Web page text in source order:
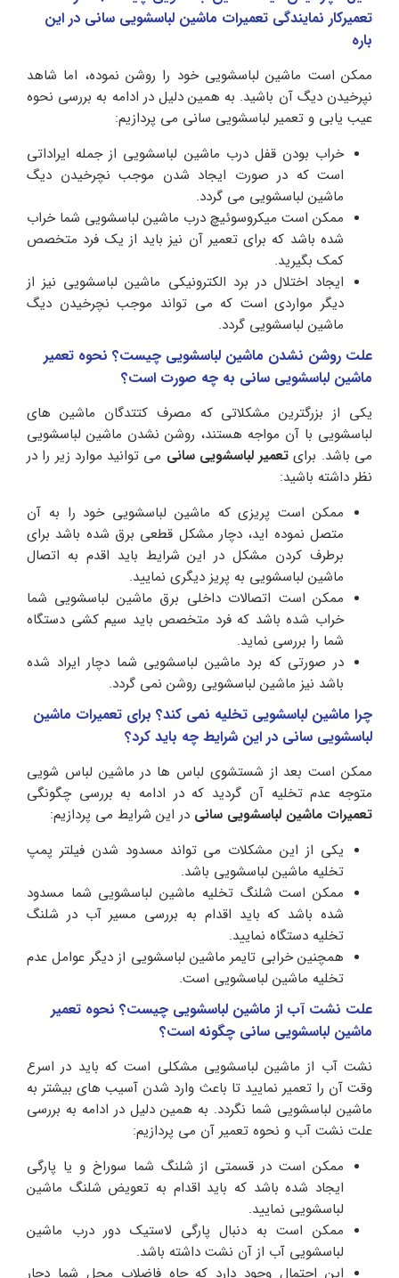
تعمیرکار نمایندگی تعمیرات ماشین لباسشویی سانی در این
باره
ممکن است ماشین لباسشویی خود را روشن نموده، اما شاهد
نپرخیدن دیگ آن باشید. به همین دلیل در ادامه به بررسی نحوه
عیب یابی و تعمیر لباسشویی سانی می پردازیم:
خراب بودن قفل درب ماشین لباسشویی از جمله ایراداتی
است که در صورت ایجاد شدن موجب نچرخیدن دیگ
ماشین لباسشویی می گردد.
ممکن است میکروسوئیچ درب ماشین لباسشویی شما خراب
شده باشد که برای تعمیر آن نیز باید از یک فرد متخصص
کمک بگیرید.
ایجاد اختلال در برد الکترونیکی ماشین لباسشویی نیز از
دیگر مواردی است که می تواند موجب نچرخیدن دیگ
ماشین لباسشویی گردد.
علت روشن نشدن ماشین لباسشویی چیست؟ نحوه تعمیر
ماشین لباسشویی سانی به چه صورت است؟
یکی از بزرگترین مشکلاتی که مصرف کتتدگان ماشین های
لباسشویی با آن مواجه هستند، روشن نشدن ماشین لباسشویی
می باشد. برای تعمیر لباسشویی سانی می توانید موارد زیر را در
نظر داشته باشید:
ممکن است پریزی که ماشین لباسشویی خود را به آن
متصل نموده اید، دچار مشکل قطعی برق شده باشد برای
برطرف کردن مشکل در این شرایط باید اقدم به اتصال
ماشین لباسشویی به پریز دیگری نمایید.
ممکن است اتصالات داخلی برق ماشین لباسشویی شما
خراب شده باشد که فرد متخصص باید سیم کشی دستگاه
شما را بررسی نماید.
در صورتی که برد ماشین لباسشویی شما دچار ایراد شده
باشد نیز ماشین لباسشویی روشن نمی گردد.
چرا ماشین لباسشویی تخلیه نمی کند؟ برای تعمیرات ماشین
لباسشویی سانی در این شرایط چه باید کرد؟
ممکن است بعد از شستشوی لباس ها در ماشین لباس شویی
متوجه عدم تخلیه آن گردید که در ادامه به بررسی چگونگی
تعمیرات ماشین لباسشویی سانی در این شرایط می پردازیم:
یکی از این مشکلات می تواند مسدود شدن فیلتر پمپ
تخلیه ماشین لباسشویی باشد.
ممکن است شلنگ تخلیه ماشین لباسشویی شما مسدود
شده باشد که باید اقدام به بررسی مسیر آب در شلنگ
تخلیه دستگاه نمایید.
همچنین خرابی تایمر ماشین لباسشویی از دیگر عوامل عدم
تخلیه ماشین لباسشویی است.
علت نشت آب از ماشین لباسشویی چیست؟ نحوه تعمیر
ماشین لباسشویی سانی چگونه است؟
نشت آب از ماشین لباسشویی مشکلی است که باید در اسرع
وقت آن را تعمیر نمایید تا باعث وارد شدن آسیب های بیشتر به
ماشین لباسشویی شما نگردد. به همین دلیل در ادامه به بررسی
علت نشت آب و نحوه تعمیر آن می پردازیم:
ممکن است در قسمتی از شلنگ شما سوراخ و یا پارگی
ایجاد شده باشد که باید اقدام به تعویض شلنگ ماشین
لباسشویی نمایید.
ممکن است به دنبال پارگی لاستیک دور درب ماشین
لباسشویی آب از آن نشت داشته باشد.
این احتمال وجود دارد که چاه فاضلاب محل شما دچار